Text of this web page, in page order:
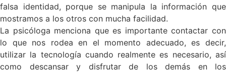
falsa identidad, porque se manipula la información que
mostramos a los otros con mucha facilidad.
La psicóloga menciona que es importante contactar con
lo que nos rodea en el momento adecuado, es decir,
utilizar la tecnología cuando realmente es necesario, así
como descansar y disfrutar de los demás en los